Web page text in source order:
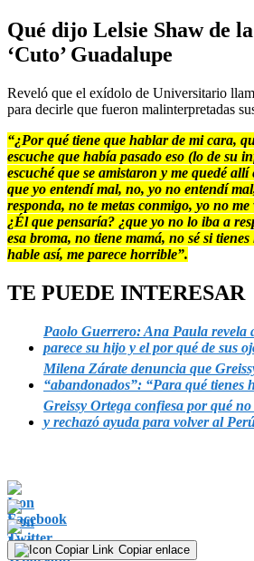
Qué dijo Lelsie Shaw de
‘Cuto’ Guadalupe
Reveló que el exídolo de Universitario
para decirle que fueron malinterpretadas
“¿Por qué tiene que hablar de mi cara,
escuche que había pasado eso (lo de su
escuché que se amistaron y me quedé
que yo entendí mal, no, yo no entendí
responda, no te metas conmigo, yo no
¿Él que pensaría? ¿que yo no lo iba a
esa broma, no tiene mamá, no sé si
hable así, me parece horrible”.
TE PUEDE INTERESAR
Paolo Guerrero: Ana Paula revela
parece su hijo y el por qué de sus
Milena Zárate denuncia que
“abandonados”: “Para qué tienes
Greissy Ortega confiesa por qué
y rechazó ayuda para volver al
Copiar enlace